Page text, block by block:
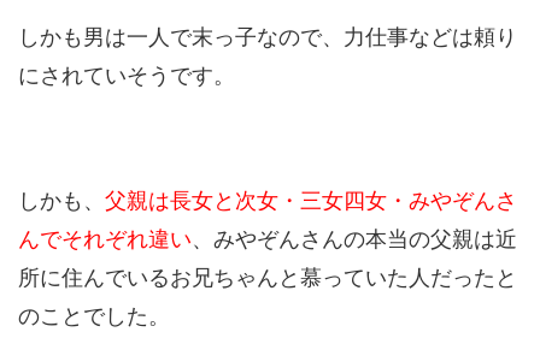
しかも男は一人で末っ子なので、力仕事などは頼り
にされていそうです。
しかも、 父親は長女と次女・三女四女・みやぞんさ
んでそれぞれ違い、みやぞんさんの本当の父親は近
所に住んでいるお兄ちゃんと慕っていた人だったと
のことでした。